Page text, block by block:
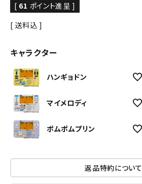
[ 61 ポイント進呈 ]
送料込
キャラクター
ハンギョドン
マイメロディ
ポムポムプリン
返品特約について